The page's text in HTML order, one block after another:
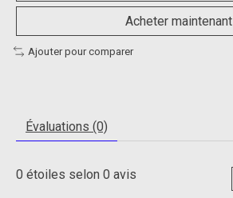
Acheter maintenant
Ajouter pour comparer
Évaluations (0)
0 étoiles selon 0 avis